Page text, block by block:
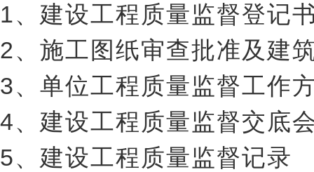
1、建设工程质量监督登记
2、施工图纸审查批准及建
3、单位工程质量监督工作
4、建设工程质量监督交底
5、建设工程质量监督记录